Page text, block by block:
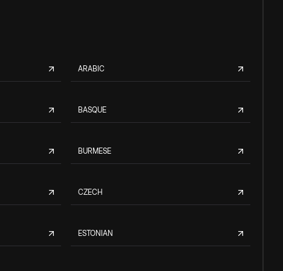
ARABIC
BASQUE
BURMESE
CZECH
ESTONIAN